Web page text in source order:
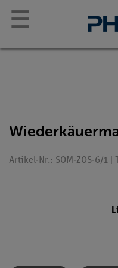
☰
Artikel-Nr.: SOM-ZOS-6/1 |